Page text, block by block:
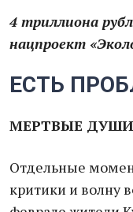
4 триллиона
нацпроект
ЕСТЬ
МЕРТВЫЕ ДУШИ
Отдельные
критики и волну